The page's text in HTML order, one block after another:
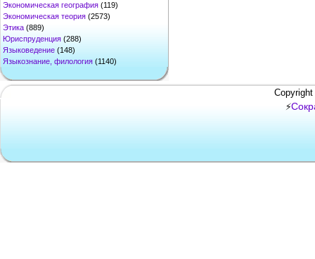
Экономическая география (119)
Экономическая теория (2573)
Этика (889)
Юриспруденция (288)
Языковедение (148)
Языкознание, филология (1140)
⚡